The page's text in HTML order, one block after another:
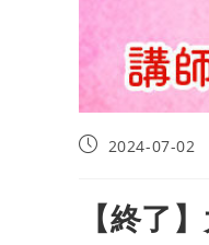
2024-07-02
【終了